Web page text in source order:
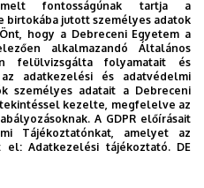
fontosságúnak tartja a
jutott személyes adatok
hogy a Debreceni Egyetem a
alkalmazandó Általános
felülvizsgálta folyamatait és
adatkezelési és adatvédelmi
személyes adatait a Debreceni
kezelte, megfelelve az
A GDPR előírásait
Tájékoztatónkat, amelyet az
el:Adatkezelési tájékoztató. DE